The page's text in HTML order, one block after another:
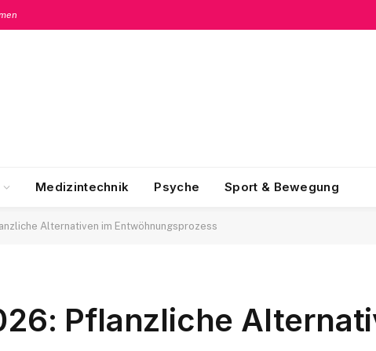
Medizintechnik Psyche Sport & Bewegung
Alternativen im Entwöhnungsprozess
Pflanzliche